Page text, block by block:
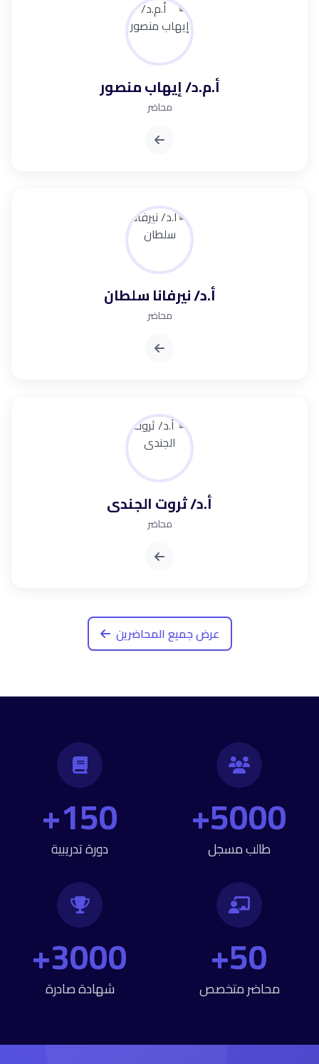
أ.م.د/ إيهاب منصور
محاضر
أ.د/ نيرفانا سلطان
محاضر
أ.د/ ثروت الجندى
محاضر
عرض جميع المحاضرين
5000+
طالب مسجل
150+
دورة تدريبية
50+
محاضر متخصص
3000+
شهادة صادرة